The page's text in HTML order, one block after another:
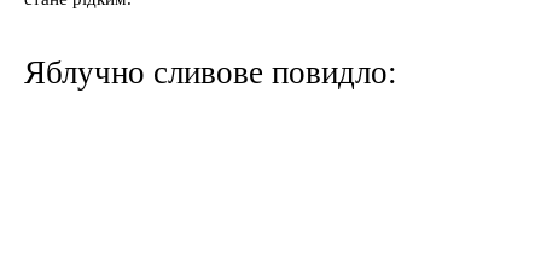
Яблучно сливове повидло: